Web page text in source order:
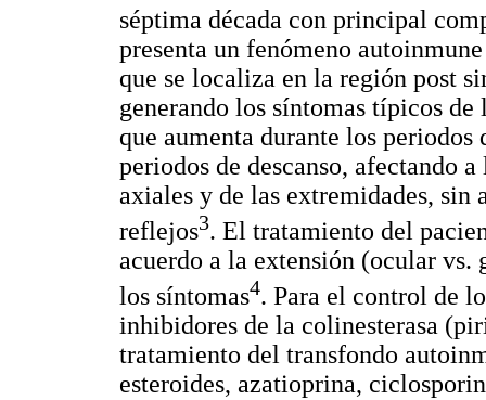
séptima década con principal
presenta un fenómeno
que se localiza en la región post
generando los síntomas típicos
que aumenta durante los
periodos de descanso, afectando
axiales y de las extremidades, sin
reflejos3. El tratamiento del
acuerdo a la extensión (ocular vs.
los síntomas4. Para el control de
inhibidores de la colinesterasa
tratamiento del transfondo
esteroides, azatioprina,